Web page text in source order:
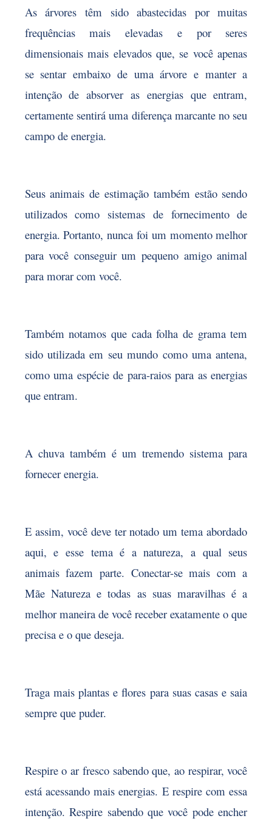
As árvores têm sido abastecidas por muitas
frequências mais elevadas e por seres
dimensionais mais elevados que, se você apenas
se sentar embaixo de uma árvore e manter a
intenção de absorver as energias que entram,
certamente sentirá uma diferença marcante no seu
campo de energia.
Seus animais de estimação também estão sendo
utilizados como sistemas de fornecimento de
energia. Portanto, nunca foi um momento melhor
para você conseguir um pequeno amigo animal
para morar com você.
Também notamos que cada folha de grama tem
sido utilizada em seu mundo como uma antena,
como uma espécie de para-raios para as energias
que entram.
A chuva também é um tremendo sistema para
fornecer energia.
E assim, você deve ter notado um tema abordado
aqui, e esse tema é a natureza, a qual seus
animais fazem parte. Conectar-se mais com a
Mãe Natureza e todas as suas maravilhas é a
melhor maneira de você receber exatamente o que
precisa e o que deseja.
Traga mais plantas e flores para suas casas e saia
sempre que puder.
Respire o ar fresco sabendo que, ao respirar, você
está acessando mais energias. E respire com essa
intenção. Respire sabendo que você pode encher